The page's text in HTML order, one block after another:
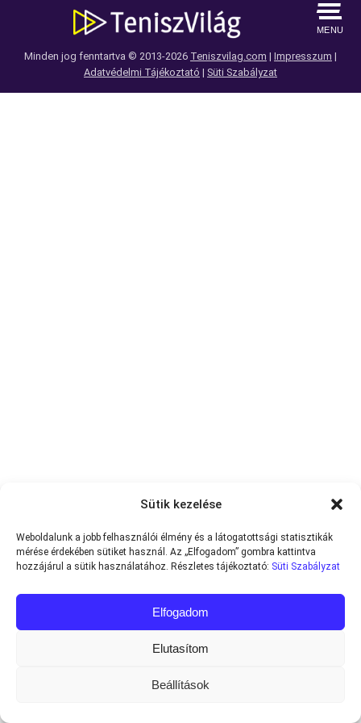
Sütik kezelése
Weboldalunk a jobb felhasználói élmény és a látogatottsági statisztikák
mérése érdekében sütiket használ. Az „Elfogadom” gombra kattintva
hozzájárul a sütik használatához. Részletes tájékoztató: Süti Szabályzat
Elfogadom
Elutasítom
Beállítások
MENU
Minden jog fenntartva © 2013-2026 Teniszvilag.com | Impresszum |
Adatvédelmi Tájékoztató | Süti Szabályzat